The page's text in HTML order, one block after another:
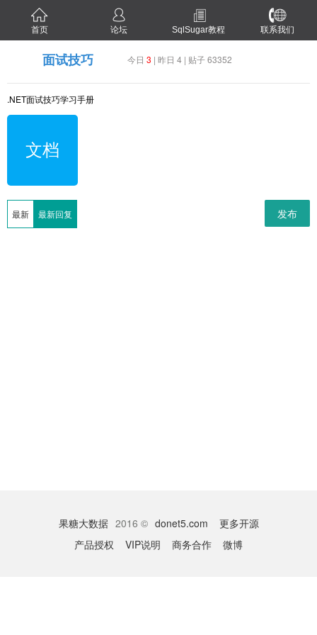
首页 论坛 SqlSugar教程 联系我们
面试技巧 今日 3 | 昨日 4 | 贴子 63352
.NET面试技巧学习手册
文档
最新 最新回复 发布
果糖大数据 2016 © donet5.com
更多开源
产品授权
VIP说明 商务合作 微博